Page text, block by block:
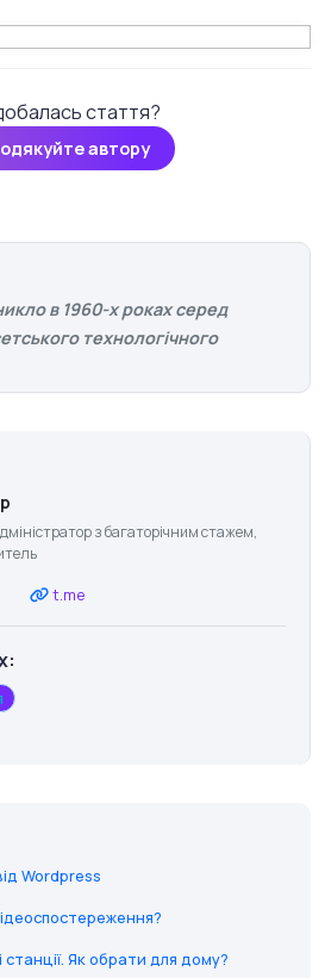
стаття?
автору
в 1960-х роках серед
технологічного
з багаторічним стажем,
t.me
Wordpress
Як обрати для дому?